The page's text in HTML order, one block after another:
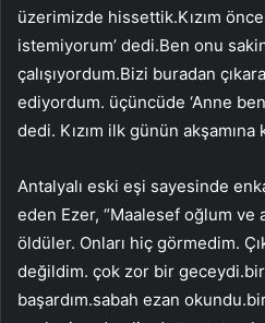
üzerimizde hissettik.Kızım
istemiyorum’ dedi.Ben onu
çalışıyordum.Bizi buradan
ediyordum. üçüncüde ‘Anne
dedi. Kızım ilk günün akşamına
Antalyalı eski eşi sayesinde
eden Ezer, “Maalesef oğlum
öldüler. Onları hiç görmedim.
değildim. çok zor bir geceydi.bir
başardım.sabah ezan